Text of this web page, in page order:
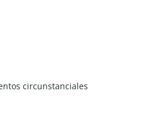
circunstanciales